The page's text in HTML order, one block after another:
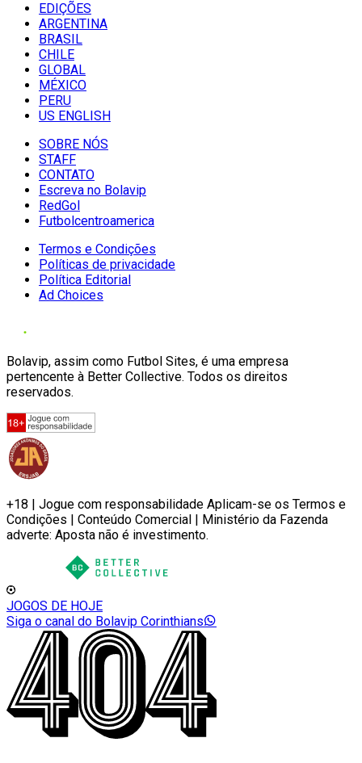
EDIÇÕES
ARGENTINA
BRASIL
CHILE
GLOBAL
MÉXICO
PERU
US ENGLISH
SOBRE NÓS
STAFF
CONTATO
Escreva no Bolavip
RedGol
Futbolcentroamerica
Termos e Condições
Políticas de privacidade
Política Editorial
Ad Choices
Bolavip, assim como Futbol Sites, é uma empresa
pertencente à Better Collective. Todos os direitos
reservados.
+18 | Jogue com responsabilidade Aplicam-se os Termos e
Condições | Conteúdo Comercial | Ministério da Fazenda
adverte: Aposta não é investimento.
JOGOS DE HOJE
Siga o canal do Bolavip Corinthians